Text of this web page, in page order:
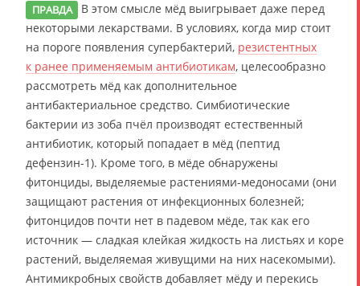
ПРАВДА
В этом смысле мёд выигрывает даже перед
некоторыми лекарствами. В условиях, когда мир стоит
на пороге появления супербактерий, резистентных
к ранее применяемым антибиотикам, целесообразно
рассмотреть мёд как дополнительное
антибактериальное средство. Симбиотические
бактерии из зоба пчёл производят естественный
антибиотик, который попадает в мёд (пептид
дефензин-1). Кроме того, в мёде обнаружены
фитонциды, выделяемые растениями-медоносами (они
защищают растения от инфекционных болезней;
фитонцидов почти нет в падевом мёде, так как его
источник — сладкая клейкая жидкость на листьях и коре
растений, выделяемая живущими на них насекомыми).
Антимикробных свойств добавляет мёду и перекись